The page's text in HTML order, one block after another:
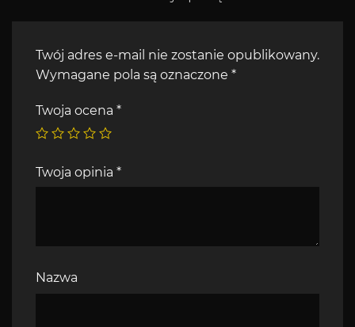
Twój adres e-mail nie zostanie opublikowany.
Wymagane pola są oznaczone *
Twoja ocena *
Twoja opinia *
Nazwa